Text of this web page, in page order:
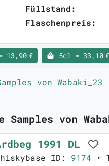
Füllstand:
Flaschenpreis:
13,90 € 5cl = 33,10 €
von Wabaki_23
Samples von
1991 DL
ID: 9174 •